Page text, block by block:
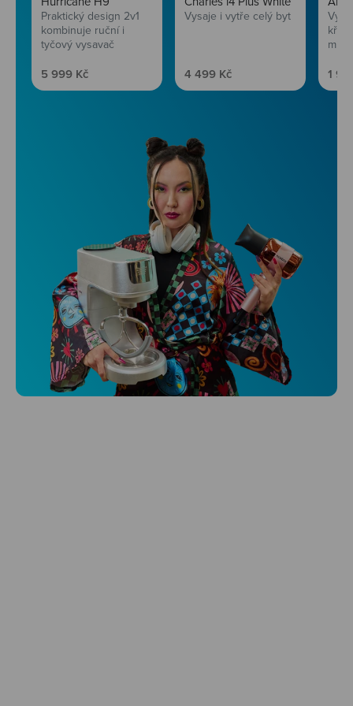
Praktický design 2v1
kombinuje ruční i
tyčový vysavač
Prodejní cena
5 999 Kč
Vysaje i vytře celý byt
Prodejní cena
4 499 Kč 1
Niceboy ONE Ultra
Hlídá ti zdraví, spánek i pohyb a ještě k
tomu platí.